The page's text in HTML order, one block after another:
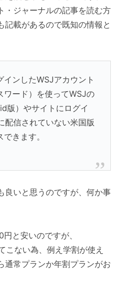
・ジャーナルの記事を読む方
記載があるので既知の情報と
ンしたWSJアカウント
ワード）を使ってWSJの
版）やサイトにログイ
配信されていない米国版
きます。
良いと思うのですが、何か事
と安いのですが、
こない為、例え学割が使え
通常プランか年割プランがお